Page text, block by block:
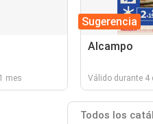
mes
Sugerencia
Alcampo
Válido durante 4
Todos los